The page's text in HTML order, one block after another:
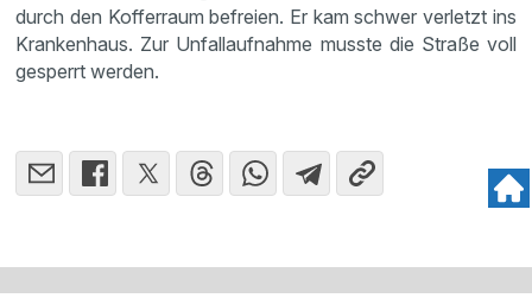
durch den Kofferraum befreien. Er kam schwer verletzt ins
Krankenhaus. Zur Unfallaufnahme musste die Straße voll
gesperrt werden.